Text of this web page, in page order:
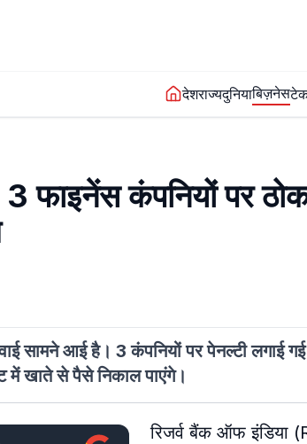
देशराज्यदुनियाबिज़नेस
फाइनेंस कंपनियों पर
सामने आई है। 3 कंपनियों पर पेनल्टी
में खाते से पैसे निकाल पाएंगे।
रिजर्व बैंक ऑफ इंडिया